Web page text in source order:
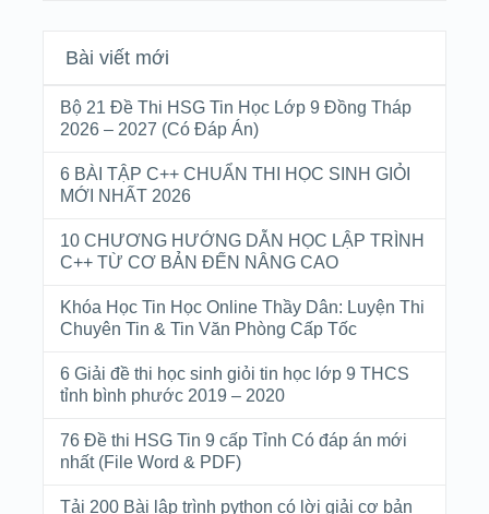
Bài viết mới
Bộ 21 Đề Thi HSG Tin Học Lớp 9 Đồng Tháp
2026 – 2027 (Có Đáp Án)
6 BÀI TẬP C++ CHUẨN THI HỌC SINH GIỎI
MỚI NHẤT 2026
10 CHƯƠNG HƯỚNG DẪN HỌC LẬP TRÌNH
C++ TỪ CƠ BẢN ĐẾN NÂNG CAO
Khóa Học Tin Học Online Thầy Dân: Luyện Thi
Chuyên Tin & Tin Văn Phòng Cấp Tốc
6 Giải đề thi học sinh giỏi tin học lớp 9 THCS
tỉnh bình phước 2019 – 2020
76 Đề thi HSG Tin 9 cấp Tỉnh Có đáp án mới
nhất (File Word & PDF)
Tải 200 Bài lập trình python có lời giải cơ bản